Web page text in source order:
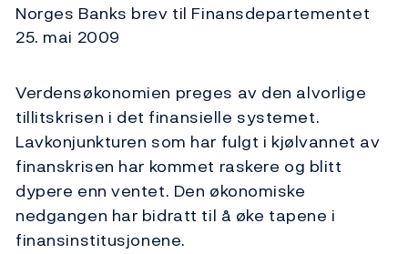
Norges Banks brev til Finansdepartementet
25. mai 2009
Verdensøkonomien preges av den alvorlige
tillitskrisen i det finansielle systemet.
Lavkonjunkturen som har fulgt i kjølvannet av
finanskrisen har kommet raskere og blitt
dypere enn ventet. Den økonomiske
nedgangen har bidratt til å øke tapene i
finansinstitusjonene.